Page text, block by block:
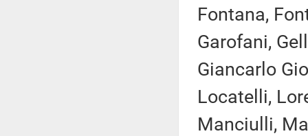
Fontana,
Garofani,
Giancarlo
Locatelli,
Manciulli,